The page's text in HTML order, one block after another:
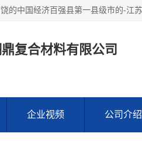
复合材料有限公司
企业视频 公司介绍